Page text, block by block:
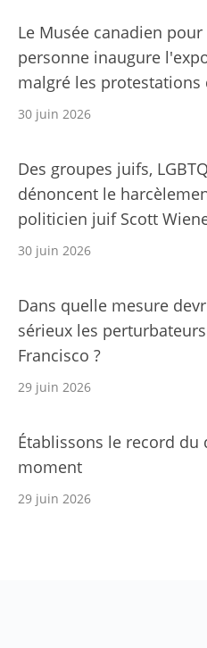
Le Musée canadien
personne inaugure
malgré les
30 juin 2026
Des groupes juifs,
dénoncent le
politicien juif Scott
30 juin 2026
Dans quelle mesure
sérieux les
Francisco ?
29 juin 2026
Établissons le record
moment
29 juin 2026